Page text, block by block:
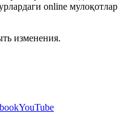
online мулоқотлар
изменения.
YouTube